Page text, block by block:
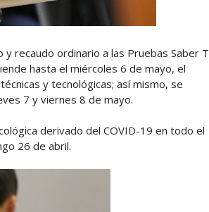
recaudo ordinario a las Pruebas Saber T
hasta el miércoles 6 de mayo, el
y tecnológicas; así mismo, se
7 y viernes 8 de mayo.
derivado del COVID-19 en todo el
26 de abril.